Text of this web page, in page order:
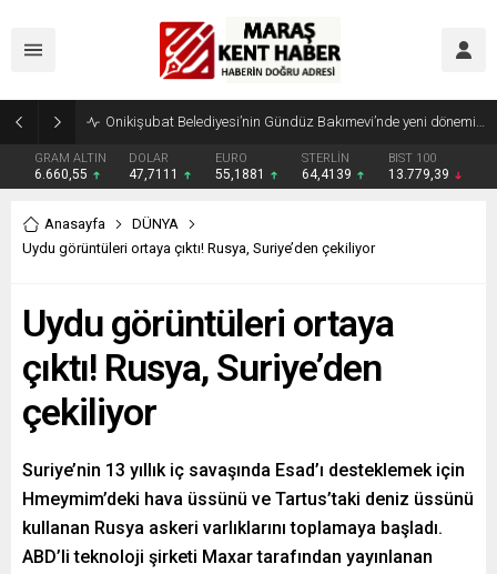
Geleneksel Ağustos Fuarı’nda Madrigal Coşkusu
GRAM ALTIN
6.660,55
DOLAR
47,7111
EURO
55,1881
STERLİN
64,4139
BIST 100
13.779,39
Anasayfa
DÜNYA
Uydu görüntüleri ortaya çıktı! Rusya, Suriye’den çekiliyor
Uydu görüntüleri ortaya
çıktı! Rusya, Suriye’den
çekiliyor
Suriye’nin 13 yıllık iç savaşında Esad’ı desteklemek için
Hmeymim’deki hava üssünü ve Tartus’taki deniz üssünü
kullanan Rusya askeri varlıklarını toplamaya başladı.
ABD’li teknoloji şirketi Maxar tarafından yayınlanan